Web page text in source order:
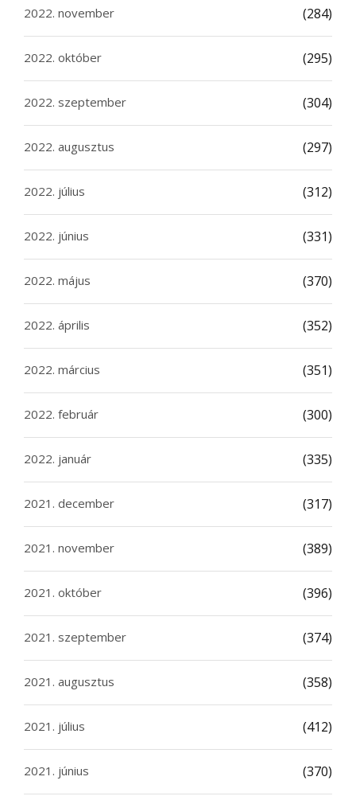
2022. november (284)
2022. október (295)
2022. szeptember (304)
2022. augusztus (297)
2022. július (312)
2022. június (331)
2022. május (370)
2022. április (352)
2022. március (351)
2022. február (300)
2022. január (335)
2021. december (317)
2021. november (389)
2021. október (396)
2021. szeptember (374)
2021. augusztus (358)
2021. július (412)
2021. június (370)